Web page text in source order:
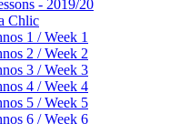
- 2019/20
Chlic
1 / Week 1
2 / Week 2
3 / Week 3
4 / Week 4
5 / Week 5
6 / Week 6